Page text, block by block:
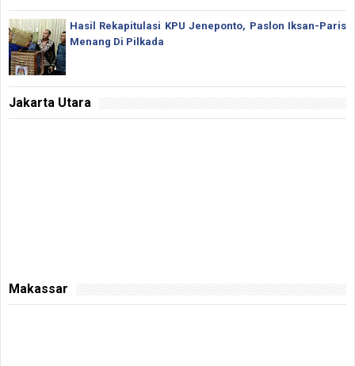
Hasil Rekapitulasi KPU Jeneponto, Paslon Iksan-Paris
Menang Di Pilkada
Jakarta Utara
Makassar